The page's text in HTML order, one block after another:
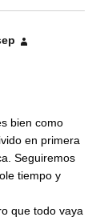
bien como
en primera
Seguiremos
tiempo y
que todo vaya